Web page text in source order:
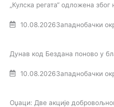
„Кулска регата“ одложена због
10.08.2026Западнобачки
Дунав код Бездана поново у
10.08.2026Западнобачки
Оџаци: Две акције